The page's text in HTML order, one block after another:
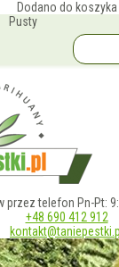
Dodano do koszyka
Pusty
przez telefon Pn-Pt:
+48 690 412 912
kontakt@taniepestki.pl